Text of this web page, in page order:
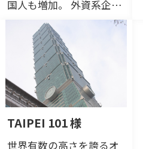
国人も増加。 外資系企業
の方や商業施設を利用さ
れる方に、非常用放送設
備と連動した「多言語放
送支援システム」で安
全・安心に貢献。
TAIPEI 101 様
世界有数の高さを誇るオ